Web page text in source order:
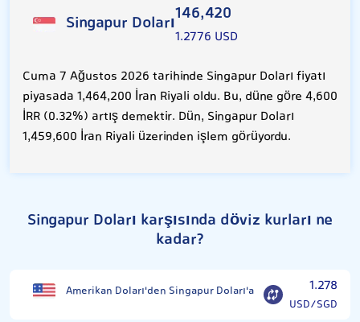
Singapur Doları146,420
1.2776 USD
Cuma 7 Ağustos 2026 tarihinde Singapur Doları fiyatı
piyasada 1,464,200 İran Riyali oldu. Bu, düne göre 4,600
İRR (0.32%) artış demektir. Dün, Singapur Doları
1,459,600 İran Riyali üzerinden işlem görüyordu.
Singapur Doları karşısında döviz kurları ne
kadar?
Amerikan Doları'den Singapur Doları'a 1.278
USD/SGD